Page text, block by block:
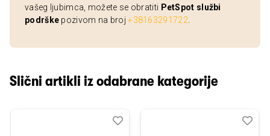
vašeg ljubimca, možete se obratiti PetSpot službi
podrške pozivom na broj+38163291722
Slični artikli iz odabrane kategorije
Dodaj
Uporedi